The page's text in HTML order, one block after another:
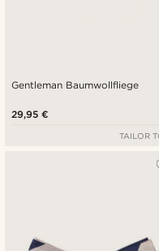
Gentleman Baumwollfliege
29,95 €
TAILOR